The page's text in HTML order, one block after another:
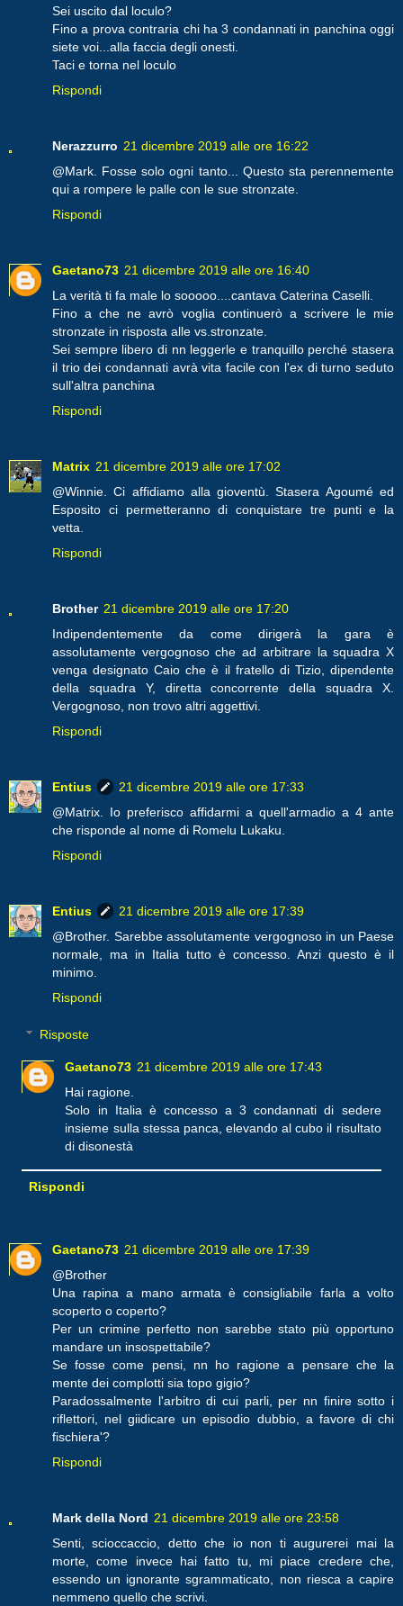
Sei uscito dal loculo?
Fino a prova contraria chi ha 3 condannati in panchina oggi
siete voi...alla faccia degli onesti.
Taci e torna nel loculo
Rispondi
Nerazzurro 21 dicembre 2019 alle ore 16:22
@Mark. Fosse solo ogni tanto... Questo sta perennemente
qui a rompere le palle con le sue stronzate.
Rispondi
Gaetano73 21 dicembre 2019 alle ore 16:40
La verità ti fa male lo sooooo....cantava Caterina Caselli.
Fino a che ne avrò voglia continuerò a scrivere le mie
stronzate in risposta alle vs.stronzate.
Sei sempre libero di nn leggerle e tranquillo perché stasera
il trio dei condannati avrà vita facile con l'ex di turno seduto
sull'altra panchina
Rispondi
Matrix 21 dicembre 2019 alle ore 17:02
@Winnie. Ci affidiamo alla gioventù. Stasera Agoumé ed
Esposito ci permetteranno di conquistare tre punti e la
vetta.
Rispondi
Brother 21 dicembre 2019 alle ore 17:20
Indipendentemente da come dirigerà la gara è
assolutamente vergognoso che ad arbitrare la squadra X
venga designato Caio che è il fratello di Tizio, dipendente
della squadra Y, diretta concorrente della squadra X.
Vergognoso, non trovo altri aggettivi.
Rispondi
Entius
21 dicembre 2019 alle ore 17:33
@Matrix. Io preferisco affidarmi a quell'armadio a 4 ante
che risponde al nome di Romelu Lukaku.
Rispondi
Entius
21 dicembre 2019 alle ore 17:39
@Brother. Sarebbe assolutamente vergognoso in un Paese
normale, ma in Italia tutto è concesso. Anzi questo è il
minimo.
Rispondi
Risposte
Gaetano73 21 dicembre 2019 alle ore 17:43
Hai ragione.
Solo in Italia è concesso a 3 condannati di sedere
insieme sulla stessa panca, elevando al cubo il risultato
di disonestà
Rispondi
Gaetano73 21 dicembre 2019 alle ore 17:39
@Brother
Una rapina a mano armata è consigliabile farla a volto
scoperto o coperto?
Per un crimine perfetto non sarebbe stato più opportuno
mandare un insospettabile?
Se fosse come pensi, nn ho ragione a pensare che la
mente dei complotti sia topo gigio?
Paradossalmente l'arbitro di cui parli, per nn finire sotto i
riflettori, nel giidicare un episodio dubbio, a favore di chi
fischiera'?
Rispondi
Mark della Nord 21 dicembre 2019 alle ore 23:58
Senti, scioccaccio, detto che io non ti augurerei mai la
morte, come invece hai fatto tu, mi piace credere che,
essendo un ignorante sgrammaticato, non riesca a capire
nemmeno quello che scrivi.